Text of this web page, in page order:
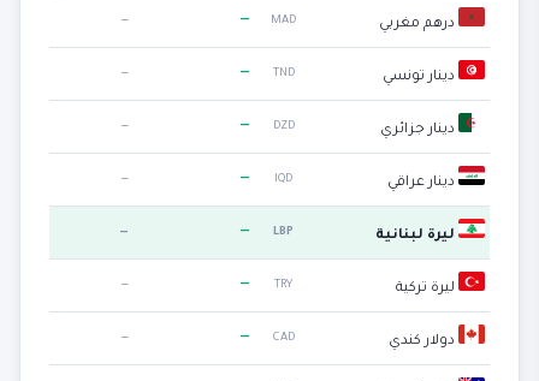
درهم مغربي MAD
—
—
دينار تونسي TND
—
—
دينار جزائري DZD
—
—
دينار عراقي IQD
—
—
ليرة لبنانية LBP
—
—
ليرة تركية TRY
—
—
دولار كندي CAD
—
—